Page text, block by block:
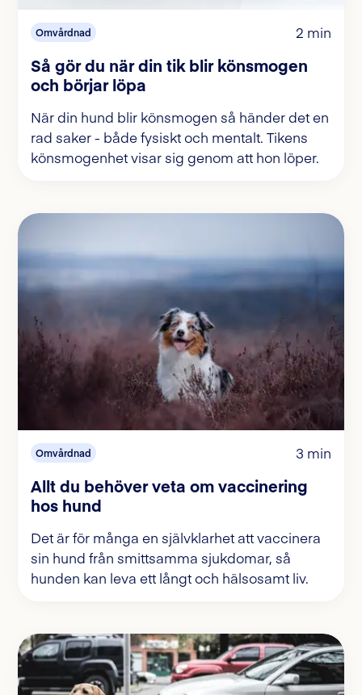
Omvårdnad 2 min
Så gör du när din tik blir könsmogen
och börjar löpa
När din hund blir könsmogen så händer det en
rad saker - både fysiskt och mentalt. Tikens
könsmogenhet visar sig genom att hon löper.
Omvårdnad 3 min
Allt du behöver veta om vaccinering
hos hund
Det är för många en självklarhet att vaccinera
sin hund från smittsamma sjukdomar, så
hunden kan leva ett långt och hälsosamt liv.